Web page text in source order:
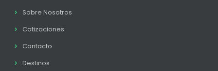
Sobre Nosotros
Cotizaciones
Contacto
Destinos